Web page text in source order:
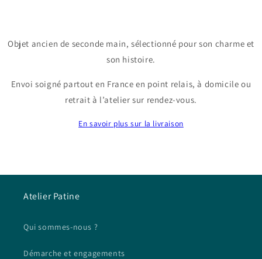
Objet ancien de seconde main, sélectionné pour son charme et
son histoire.
Envoi soigné partout en France en point relais, à domicile ou
retrait à l’atelier sur rendez-vous.
En savoir plus sur la livraison
Atelier Patine
Qui sommes-nous ?
Démarche et engagements